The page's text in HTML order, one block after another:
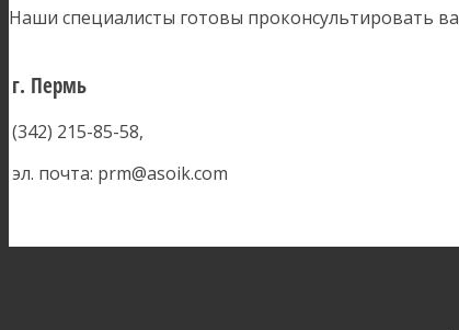
Наши специалисты готовы проконсультировать
г. Пермь
(342) 215-85-58,
эл. почта: prm@asoik.com